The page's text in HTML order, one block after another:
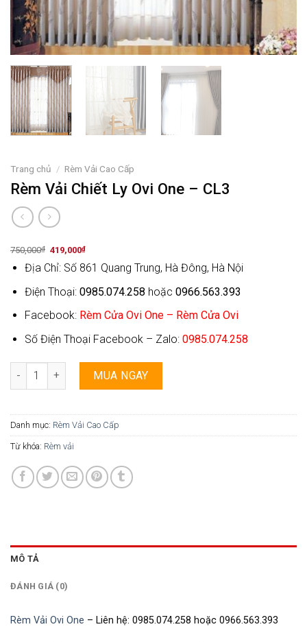
Trang chủ / Rèm Vải Cao Cấp
Rèm Vải Chiết Ly Ovi One – CL3
750,000₫
Original
was:
419,000₫Current
is:
419,000₫.
Địa Chỉ: Số 861 Quang Trung, Hà Đông, Hà Nội
Điện Thoại: 0985.074.258 hoặc 0966.563.393
Facebook: Rèm Cửa Ovi One – Rèm Cửa Ovi
Số Điện Thoại Facebook – Zalo: 0985.074.258
Rèm Vải Chiết Ly Ovi One - CL3 số lượng
MUA NGAY
Danh mục: Rèm Vải Cao Cấp
Từ khóa: Rèm vải
MÔ TẢ
ĐÁNH GIÁ (0)
Rèm Vải Ovi One – Liên hệ: 0985.074.258 hoặc 0966.563.393